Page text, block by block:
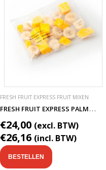
FRESH FRUIT EXPRESS FRUIT MIXEN
F
RESH FRUIT EXPRESS PALMBEACH SMOOTHIE FRUITMIX
€24,00 (excl. BTW)
€26,16 (incl. BTW)
BESTELLEN